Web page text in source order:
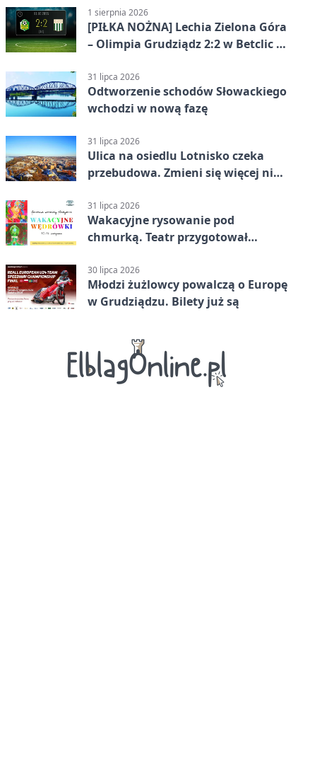
1 sierpnia 2026
[PIŁKA NOŻNA] Lechia Zielona Góra
– Olimpia Grudziądz 2:2 w Betclic 2.
końcówce
31 lipca 2026
Odtworzenie schodów Słowackiego
wchodzi w nową fazę
31 lipca 2026
Ulica na osiedlu Lotnisko czeka
przebudowa. Zmieni się więcej niż
31 lipca 2026
Wakacyjne rysowanie pod
chmurką. Teatr przygotował
30 lipca 2026
Młodzi żużlowcy powalczą o Europę
w Grudziądzu. Bilety już są